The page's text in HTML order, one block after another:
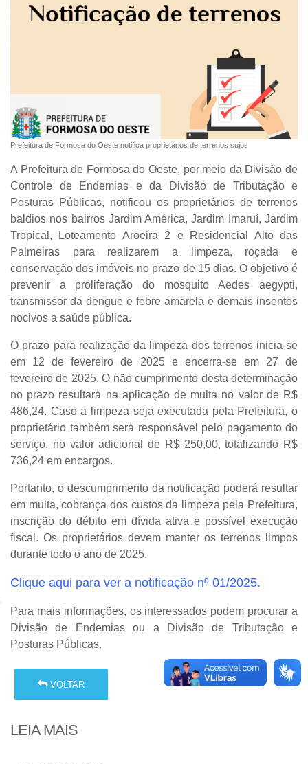
Prefeitura de Formosa do Oeste notifica proprietários de terrenos sujos
A Prefeitura de Formosa do Oeste, por meio da Divisão de
Controle de Endemias e da Divisão de Tributação e
Posturas Públicas, notificou os proprietários de terrenos
baldios nos bairros Jardim América, Jardim Imaruí, Jardim
Tropical, Loteamento Aroeira 2 e Residencial Alto das
Palmeiras para realizarem a
limpeza, roçada e
conservação dos imóveis no prazo de 15 dias. O objetivo é
prevenir a proliferação do mosquitoAedes aegypti,
transmissor da dengue e febre amarela e demais insentos
nocivos a saúde pública.
O prazo para realização da limpeza dos terrenos inicia-se
em 12 de fevereiro de 2025 e encerra-se em 27 de
fevereiro de 2025. O não cumprimento desta determinação
no prazo resultará na aplicação de multa no valor de R$
486,24. Caso a limpeza seja executada pela Prefeitura, o
proprietário também será responsável pelo pagamento do
serviço, no valor adicional de R$ 250,00, totalizando R$
736,24 em encargos.
Portanto, o descumprimento da notificação poderá resultar
em multa, cobrança dos custos da limpeza pela Prefeitura,
inscrição do débito em dívida ativa e possível execução
fiscal . Os proprietários devem manter os terrenos limpos
durante todo o ano de 2025.
Clique aqui para ver a notificação nº 01/2025.
Para mais informações, os interessados podem procurar a
Divisão de Endemias ou a Divisão de Tributação e
Posturas Públicas.
VOLTAR
LEIA MAIS